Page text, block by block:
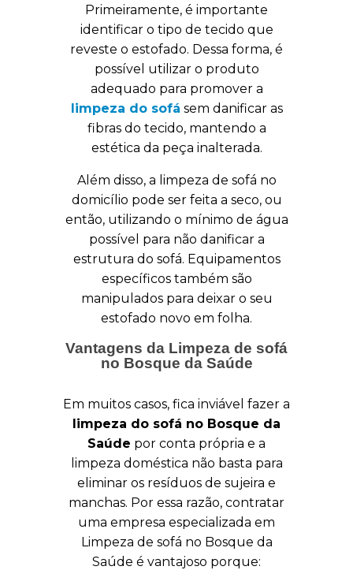
Primeiramente, é importante
identificar o tipo de tecido que
reveste o estofado. Dessa forma, é
possível utilizar o produto
adequado para promover a
limpeza do sofá sem danificar as
fibras do tecido, mantendo a
estética da peça inalterada.
Além disso, a limpeza de sofá no
domicílio pode ser feita a seco, ou
então, utilizando o mínimo de água
possível para não danificar a
estrutura do sofá. Equipamentos
específicos também são
manipulados para deixar o seu
estofado novo em folha.
Vantagens da Limpeza de sofá
no Bosque da Saúde
Em muitos casos, fica inviável fazer a
limpeza do sofá no Bosque da
Saúde por conta própria e a
limpeza doméstica não basta para
eliminar os resíduos de sujeira e
manchas. Por essa razão, contratar
uma empresa especializada em
Limpeza de sofá no Bosque da
Saúde é vantajoso porque: